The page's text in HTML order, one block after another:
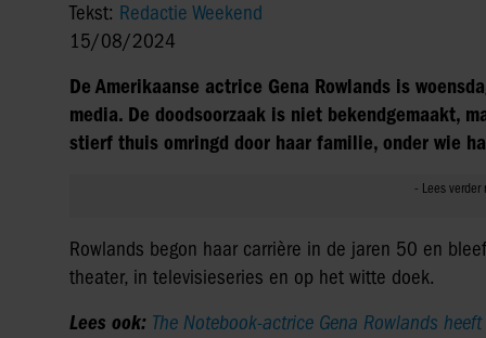
Tekst: Redactie Weekend
15/08/2024
De Amerikaanse actrice Gena Rowlands is
media. De doodsoorzaak is niet bekendgemaakt,
stierf thuis omringd door haar familie, onder wie
Rowlands begon haar carrière in de jaren 50 en
theater, in televisieseries en op het witte doek.
Lees ook: The Notebook-actrice Gena Rowlands